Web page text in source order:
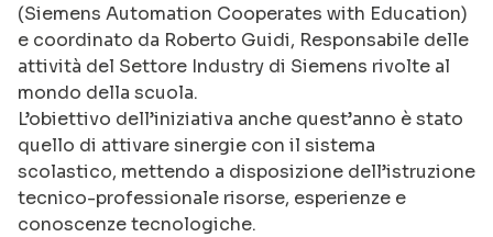
(Siemens Automation Cooperates with Education)
e coordinato da Roberto Guidi, Responsabile delle
attività del Settore Industry di Siemens rivolte al
mondo della scuola.
L’obiettivo dell’iniziativa anche quest’anno è stato
quello di attivare sinergie con il sistema
scolastico, mettendo a disposizione dell’istruzione
tecnico-professionale risorse, esperienze e
conoscenze tecnologiche.